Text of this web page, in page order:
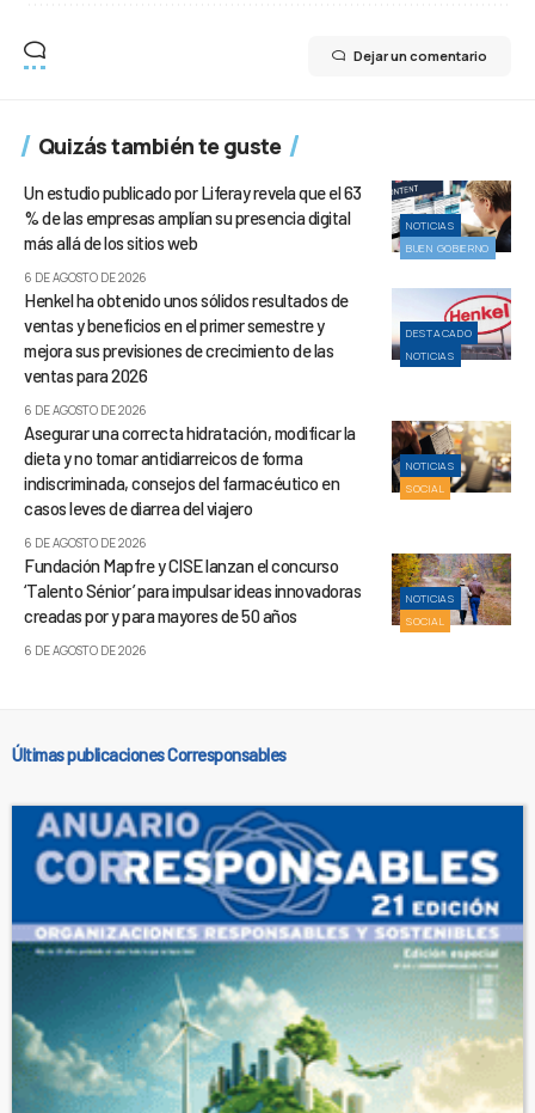
Dejar un comentario
Quizás también te guste
NOTICIAS
BUEN GOBIERNO
Un estudio publicado por Liferay revela que el 63
% de las empresas amplían su presencia digital
más allá de los sitios web
6 DE AGOSTO DE 2026
DESTACADO
NOTICIAS
Henkel ha obtenido unos sólidos resultados de
ventas y beneficios en el primer semestre y
mejora sus previsiones de crecimiento de las
ventas para 2026
6 DE AGOSTO DE 2026
NOTICIAS
SOCIAL
Asegurar una correcta hidratación, modificar la
dieta y no tomar antidiarreicos de forma
indiscriminada, consejos del farmacéutico en
casos leves de diarrea del viajero
6 DE AGOSTO DE 2026
NOTICIAS
SOCIAL
Fundación Mapfre y CISE lanzan el concurso
‘Talento Sénior’ para impulsar ideas innovadoras
creadas por y para mayores de 50 años
6 DE AGOSTO DE 2026
Últimas publicaciones Corresponsables